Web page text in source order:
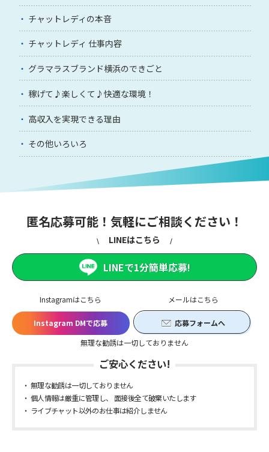
チャットレディの本音
チャットレディ 仕事内容
グラマラスブランド横浜のできごと
稼げて♪楽しくて♪快適な環境！
高収入を実現できる理由
その他いろいろ
匿名応募可能！気軽にご相談ください！
Instagramはこちら
Instagram DMで応募
メールはこちら
応募フォームへ
無理な勧誘は一切しておりません
LINEはこちら
LINEで1分簡単応募!
ご安心ください!
無理な勧誘は一切しておりません
個人情報は厳重に管理し、 面接後全て破棄いたします
ライブチャット以外のお仕事は紹介しません